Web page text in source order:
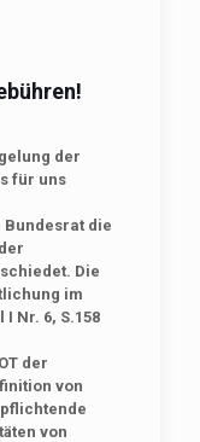
der
für uns
Bundesrat die
Die
im
Nr. 6, S.158
der
von
von